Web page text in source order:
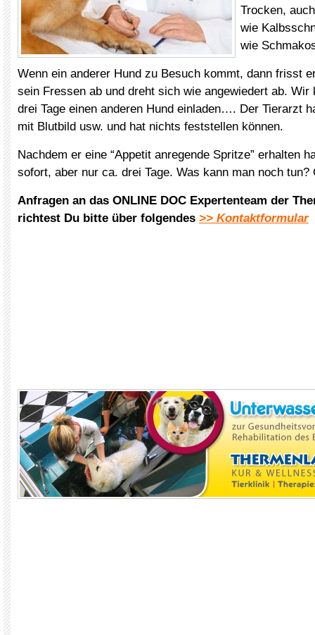
Trocken,
wie
wie
Wenn ein anderer Hund zu Besuch kommt, dann frisst
sein Fressen ab und dreht sich wie angewiedert ab. Wir
drei Tage einen anderen Hund einladen…. Der Tierarzt
mit Blutbild usw. und hat nichts feststellen können.
Nachdem er eine “Appetit anregende Spritze” erhalten
sofort, aber nur ca. drei Tage. Was kann man noch tun?
Anfragen an das ONLINE DOC Expertenteam der
richtest Du bitte über folgendes >> Kontaktformular